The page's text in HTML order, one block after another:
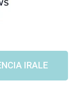
IRALE